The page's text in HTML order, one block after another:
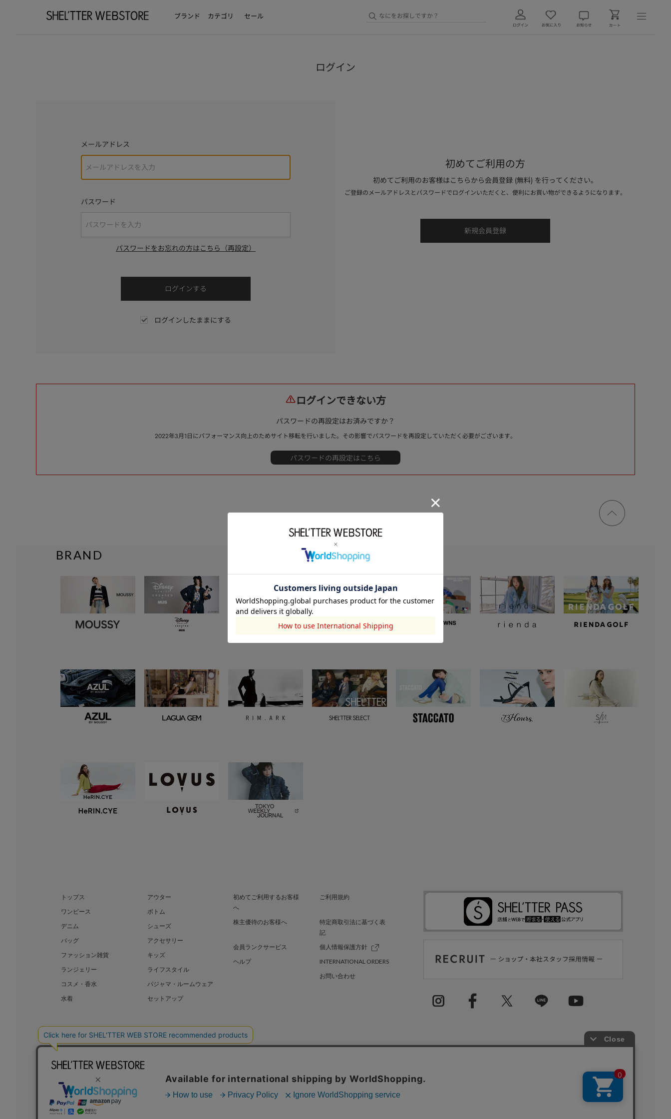
ブランド カテゴリ セール
ログイン
メールアドレス
パスワード
パスワードをお忘れの方はこちら（再設定）
ログインしたままにする
初めてご利用の方
初めてご利用のお客様はこちらから会員登録 (無料) を行ってください。
ご登録のメールアドレスとパスワードでログインいただくと、便利にお買い物ができるようになります。
ログインできない方
パスワードの再設定はお済みですか？
2022年3月1日にパフォーマンス向上のためサイト移転を行いました。その影響でパスワードを再設定していただく必要がございます。
ページ
トップ
BRAND
トップス
アウター
ワンピース
ボトム
デニム
シューズ
バッグ
アクセサリー
ファッション雑貨
キッズ
ランジェリー
ライフスタイル
コスメ・香水
パジャマ・ルームウェア
水着
セットアップ
初めてご利用するお客様
へ
ご利用規約
株主優待のお客様へ
特定商取引法に基づく表
記
会員ランクサービス
個人情報保護方針
ヘルプ
INTERNATIONAL ORDERS
お問い合わせ
BAROQUE JAPAN LIMITED SHEL’TTER GREEN 採用情報
COPYRIGHT © BAROQUE JAPAN LIMITED ALL RIGHTS RESERVED.